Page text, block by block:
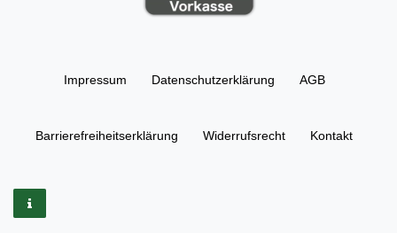
Impressum Daten­schutz­erklärung AGB
Barrierefreiheitserklärung Widerrufs­recht Kontakt